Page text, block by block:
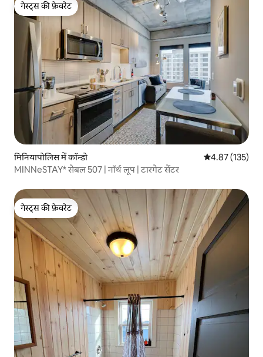
गेस्ट्स की फ़ेवरेट
गेस्ट्स की फ़ेवरेट
मिनियापोलिस में कॉन्डो औसत रेटिंग 5 में से
4.87 (135)
MINNeSTAY* सेबल 507 | नॉर्थ लूप | टारगेट सेंटर
गेस्ट्स की फ़ेवरेट
गेस्ट्स की फ़ेवरेट